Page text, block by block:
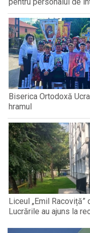
Biserica Ortodoxă
hramul
Liceul „Emil
Lucrările au ajuns la